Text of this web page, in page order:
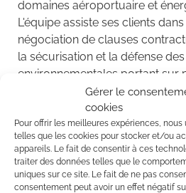
Gérer le
cookies
Pour offrir les meilleures expériences,
telles que les cookies pour stocker et/ou
appareils. Le fait de consentir à ces
traiter des données telles que le
uniques sur ce site. Le fait de ne pas
consentement peut avoir un effet négatif
domaines aéroportuaire et
L'équipe assiste ses clients
négociation de clauses
la sécurisation et la défense
environnementales portant sur
importants d'infrastructure de
Toute l'équipe "Droit de
tient à remercier une nouvelle
leur confiance et leur fidélité.